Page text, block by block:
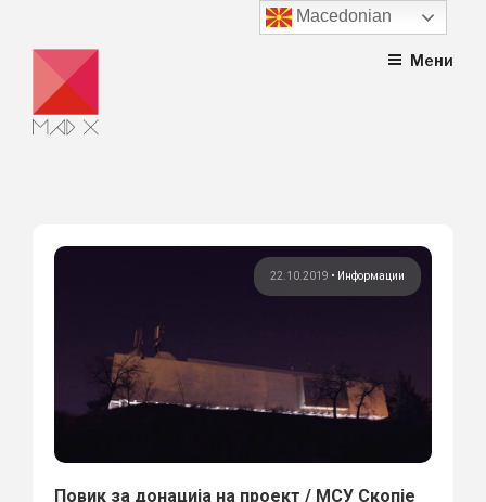
content
Мени
22.10.2019 • Информации
Повик за донација на проект / МСУ Скопје
Macedonian